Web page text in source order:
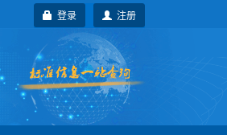
注册
登录